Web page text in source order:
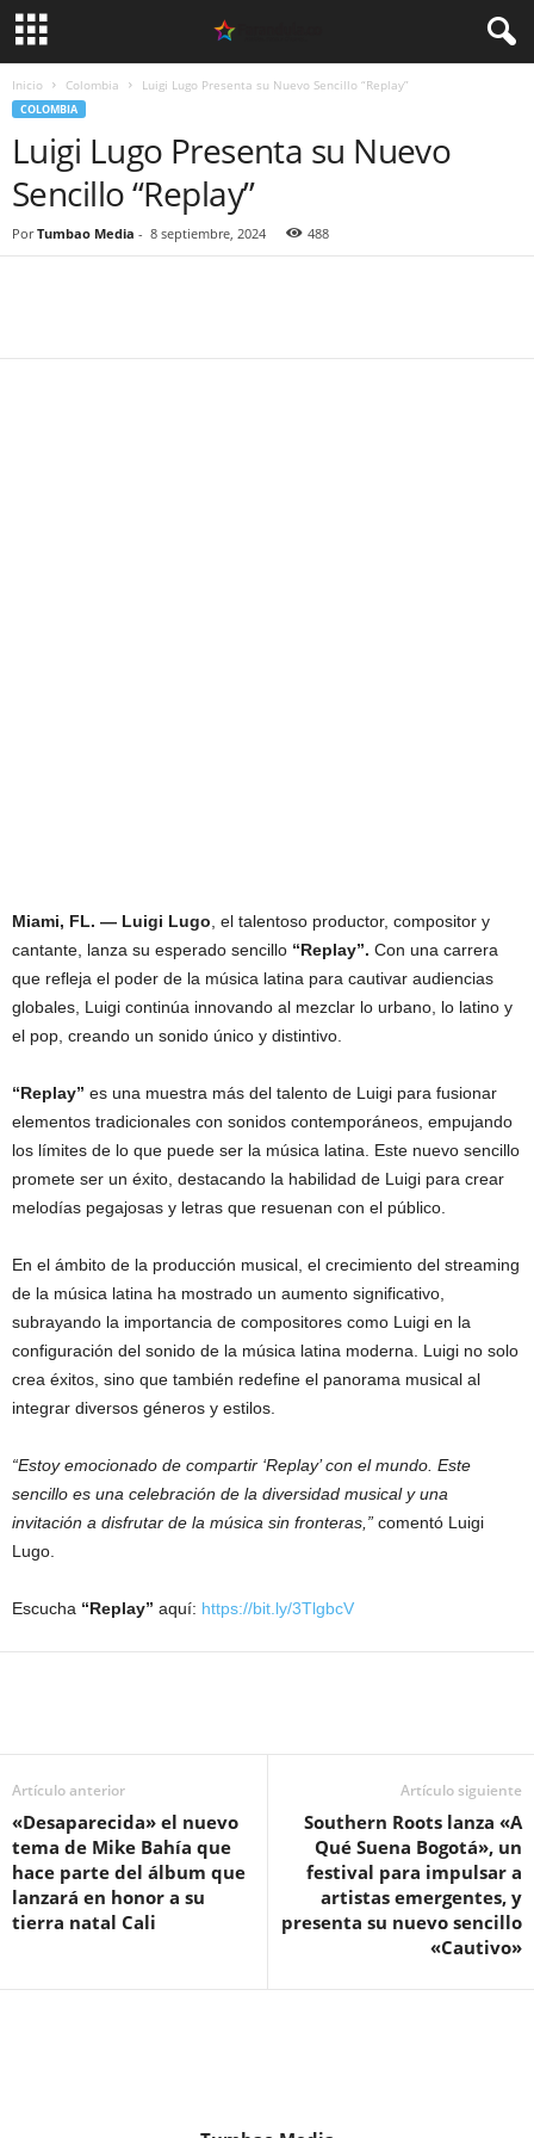
Inicio Colombia Luigi Lugo Presenta su Nuevo Sencillo “Replay”
COLOMBIA
Luigi Lugo Presenta su Nuevo
Sencillo “Replay”
Por Tumbao Media - 8 septiembre, 2024 488
Miami, FL. — Luigi Lugo , el talentoso productor, compositor y
cantante, lanza su esperado sencillo “Replay”. Con una carrera
que refleja el poder de la música latina para cautivar audiencias
globales, Luigi continúa innovando al mezclar lo urbano, lo latino y
el pop, creando un sonido único y distintivo.
“Replay” es una muestra más del talento de Luigi para fusionar
elementos tradicionales con sonidos contemporáneos, empujando
los límites de lo que puede ser la música latina. Este nuevo sencillo
promete ser un éxito, destacando la habilidad de Luigi para crear
melodías pegajosas y letras que resuenan con el público.
En el ámbito de la producción musical, el crecimiento del streaming
de la música latina ha mostrado un aumento significativo,
subrayando la importancia de compositores como Luigi en la
configuración del sonido de la música latina moderna. Luigi no solo
crea éxitos, sino que también redefine el panorama musical al
integrar diversos géneros y estilos.
“Estoy emocionado de compartir ‘Replay’ con el mundo. Este
sencillo es una celebración de la diversidad musical y una
invitación a disfrutar de la música sin fronteras,” comentó Luigi
Lugo.
Escucha “Replay” aquí: https://bit.ly/3TlgbcV
Artículo anterior
«Desaparecida» el nuevo
tema de Mike Bahía que
hace parte del álbum que
lanzará en honor a su
tierra natal Cali
Artículo siguiente
Southern Roots lanza «A
Qué Suena Bogotá», un
festival para impulsar a
artistas emergentes, y
presenta su nuevo sencillo
«Cautivo»